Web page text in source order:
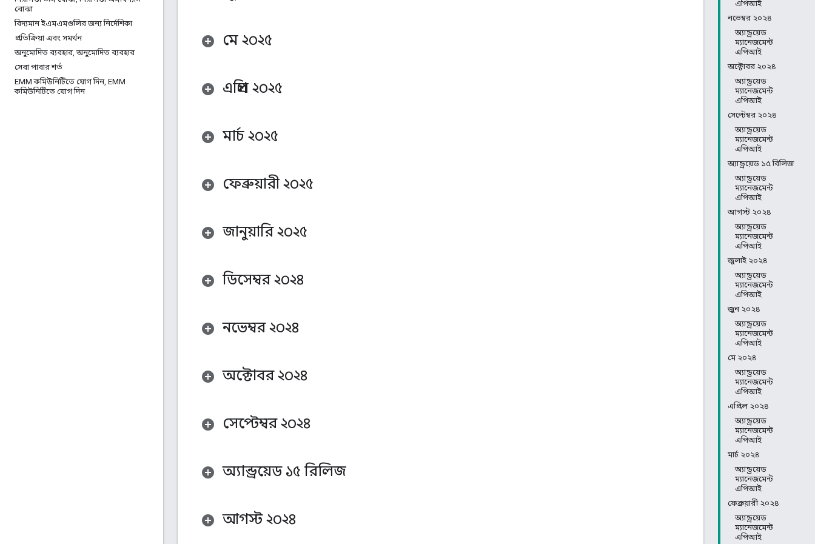
বোঝা
বিদ্যমান ইএমএমগুলির জন্য নির্দেশিকা
প্রতিক্রিয়া এবং সমর্থন
অনুমোদিত ব্যবহার, অনুমোদিত ব্যবহার
সেবা পাবার শর্ত
EMM কমিউনিটিতে যোগ দিন, EMM
কমিউনিটিতে যোগ দিন
এপিআই
নভেম্বর ২০২৪
অ্যান্ড্রয়েড
ম্যানেজমেন্ট
এপিআই
অক্টোবর ২০২৪
অ্যান্ড্রয়েড
ম্যানেজমেন্ট
এপিআই
সেপ্টেম্বর ২০২৪
অ্যান্ড্রয়েড
ম্যানেজমেন্ট
এপিআই
অ্যান্ড্রয়েড ১৫ রিলিজ
অ্যান্ড্রয়েড
ম্যানেজমেন্ট
এপিআই
আগস্ট ২০২৪
অ্যান্ড্রয়েড
ম্যানেজমেন্ট
এপিআই
জুলাই ২০২৪
অ্যান্ড্রয়েড
ম্যানেজমেন্ট
এপিআই
জুন ২০২৪
অ্যান্ড্রয়েড
ম্যানেজমেন্ট
এপিআই
মে ২০২৪
অ্যান্ড্রয়েড
ম্যানেজমেন্ট
এপিআই
এপ্রিল ২০২৪
অ্যান্ড্রয়েড
ম্যানেজমেন্ট
এপিআই
মার্চ ২০২৪
অ্যান্ড্রয়েড
ম্যানেজমেন্ট
এপিআই
ফেব্রুয়ারী ২০২৪
অ্যান্ড্রয়েড
ম্যানেজমেন্ট
এপিআই
মে ২০২৫
এপ্রিল ২০২৫
মার্চ ২০২৫
ফেব্রুয়ারী ২০২৫
জানুয়ারি ২০২৫
ডিসেম্বর ২০২৪
নভেম্বর ২০২৪
অক্টোবর ২০২৪
সেপ্টেম্বর ২০২৪
অ্যান্ড্রয়েড ১৫ রিলিজ
আগস্ট ২০২৪